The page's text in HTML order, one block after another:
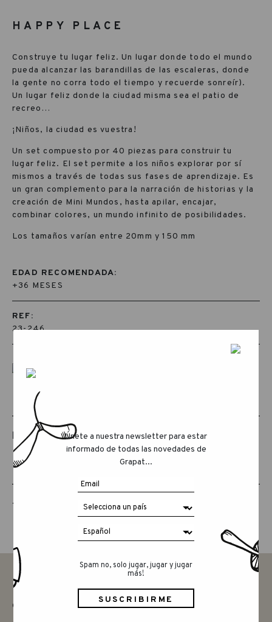
HAPPY PLACE
Construye tu lugar feliz. Un lugar donde todo el mundo
pueda alcanzar las barandillas de las escaleras, donde
la gente no corra todo el tiempo y recuerde sonreír).
Un lugar feliz donde la ciudad misma sea el patio de
recreo…
¡Niños, la ciudad es vuestra!
Un set compuesto por 40 piezas para construir tu
lugar feliz. El set permite a los niños explorar por sí
mismos a través de todas sus fases de aprendizaje. Es
un gran complemento para la narración de historias y la
creación de Mini Mundos, hasta apilar, encajar,
combinar colores, un mundo infinito de posibilidades.
Los tamaños varían entre 20mm y 150 mm
EDAD RECOMENDADA:
+36 MESES
REF:
23-246
PRODUCTOS RELACIONADOS
THE ANIMAL CREW
Únete a nuestra newsletter para estar
informado de todas las novedades de
Grapat...
Spam no, solo jugar, jugar y jugar
más!
CONTACTAR